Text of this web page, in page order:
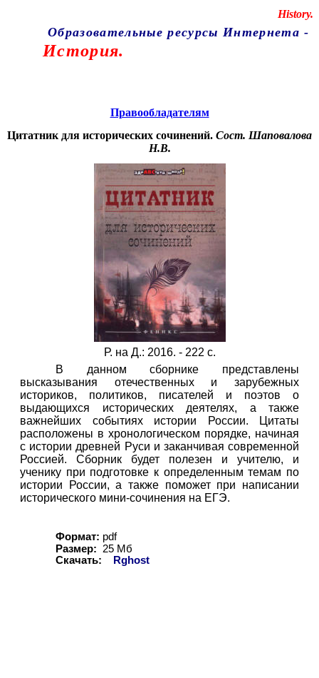
History.
Образовательные ресурсы Интернета -
История.
Правообладателям
Цитатник для исторических сочинений. Сост. Шаповалова
Н.В.
Р. на Д.: 2016. - 222 с.
В данном сборнике представлены
высказывания отечественных и зарубежных
историков, политиков, писателей и поэтов о
выдающихся исторических деятелях, а также
важнейших событиях истории России. Цитаты
расположены в хронологическом порядке, начиная
с истории древней Руси и заканчивая современной
Россией. Сборник будет полезен и учителю, и
ученику при подготовке к определенным темам по
истории России, а также поможет при написании
исторического мини-сочинения на ЕГЭ.
Формат: pdf
Размер:
25 Мб
Скачать:
Rghost